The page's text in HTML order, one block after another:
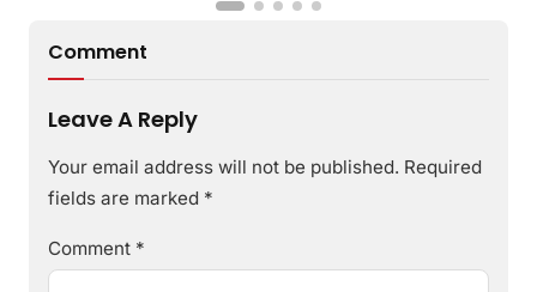
Comment
Leave A Reply
Your email address will not be published. Required
fields are marked *
Comment *